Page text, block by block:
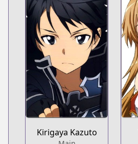
Kirigaya Kazuto